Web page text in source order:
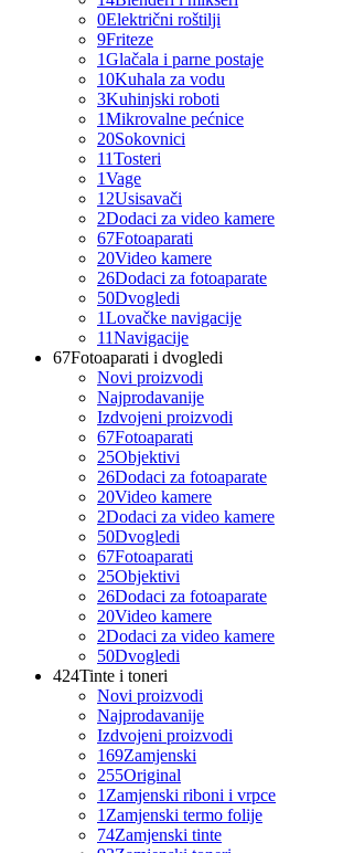
0Električni roštilji
9Friteze
1Glačala i parne postaje
10Kuhala za vodu
3Kuhinjski roboti
1Mikrovalne pećnice
20Sokovnici
11Tosteri
1Vage
12Usisavači
2Dodaci za video kamere
67Fotoaparati
20Video kamere
26Dodaci za fotoaparate
50Dvogledi
1Lovačke navigacije
11Navigacije
67Fotoaparati i dvogledi
Novi proizvodi
Najprodavanije
Izdvojeni proizvodi
67Fotoaparati
25Objektivi
26Dodaci za fotoaparate
20Video kamere
2Dodaci za video kamere
50Dvogledi
67Fotoaparati
25Objektivi
26Dodaci za fotoaparate
20Video kamere
2Dodaci za video kamere
50Dvogledi
424Tinte i toneri
Novi proizvodi
Najprodavanije
Izdvojeni proizvodi
169Zamjenski
255Original
1 Zamjenski riboni i vrpce
1 Zamjenski termo folije
74Zamjenski tinte